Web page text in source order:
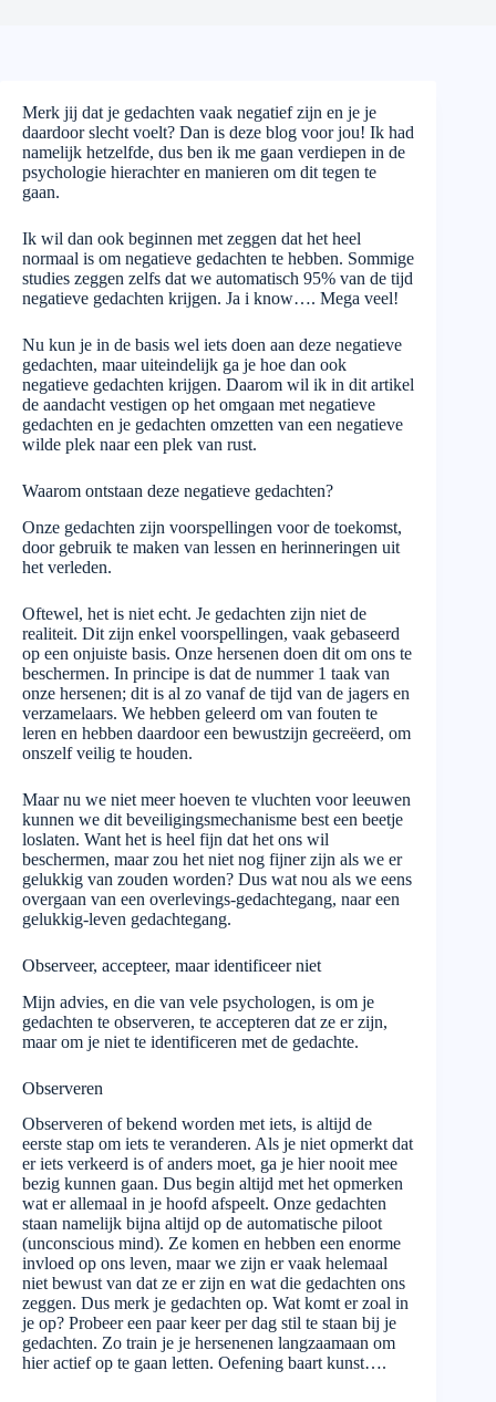
Merk jij dat je gedachten vaak negatief zijn en je je
daardoor slecht voelt? Dan is deze blog voor jou! Ik had
namelijk hetzelfde, dus ben ik me gaan verdiepen in de
psychologie hierachter en manieren om dit tegen te
gaan.
Ik wil dan ook beginnen met zeggen dat het heel
normaal is om negatieve gedachten te hebben. Sommige
studies zeggen zelfs dat we automatisch 95% van de tijd
negatieve gedachten krijgen. Ja i know…. Mega veel!
Nu kun je in de basis wel iets doen aan deze negatieve
gedachten, maar uiteindelijk ga je hoe dan ook
negatieve gedachten krijgen. Daarom wil ik in dit artikel
de aandacht vestigen op het omgaan met negatieve
gedachten en je gedachten omzetten van een negatieve
wilde plek naar een plek van rust.
Waarom ontstaan deze negatieve gedachten?
Onze gedachten zijn voorspellingen voor de toekomst,
door gebruik te maken van lessen en herinneringen uit
het verleden.
Oftewel, het is niet echt. Je gedachten zijn niet de
realiteit. Dit zijn enkel voorspellingen, vaak gebaseerd
op een onjuiste basis. Onze hersenen doen dit om ons te
beschermen. In principe is dat de nummer 1 taak van
onze hersenen; dit is al zo vanaf de tijd van de jagers en
verzamelaars. We hebben geleerd om van fouten te
leren en hebben daardoor een bewustzijn gecreëerd, om
onszelf veilig te houden.
Maar nu we niet meer hoeven te vluchten voor leeuwen
kunnen we dit beveiligingsmechanisme best een beetje
loslaten. Want het is heel fijn dat het ons wil
beschermen, maar zou het niet nog fijner zijn als we er
gelukkig van zouden worden? Dus wat nou als we eens
overgaan van een overlevings-gedachtegang, naar een
gelukkig-leven gedachtegang.
Observeer, accepteer, maar identificeer niet
Mijn advies, en die van vele psychologen, is om je
gedachten te observeren, te accepteren dat ze er zijn,
maar om je niet te identificeren met de gedachte.
Observeren
Observeren of bekend worden met iets, is altijd de
eerste stap om iets te veranderen. Als je niet opmerkt dat
er iets verkeerd is of anders moet, ga je hier nooit mee
bezig kunnen gaan. Dus begin altijd met het opmerken
wat er allemaal in je hoofd afspeelt. Onze gedachten
staan namelijk bijna altijd op de automatische piloot
(unconscious mind). Ze komen en hebben een enorme
invloed op ons leven, maar we zijn er vaak helemaal
niet bewust van dat ze er zijn en wat die gedachten ons
zeggen. Dus merk je gedachten op. Wat komt er zoal in
je op? Probeer een paar keer per dag stil te staan bij je
gedachten. Zo train je je hersenenen langzaamaan om
hier actief op te gaan letten. Oefening baart kunst….